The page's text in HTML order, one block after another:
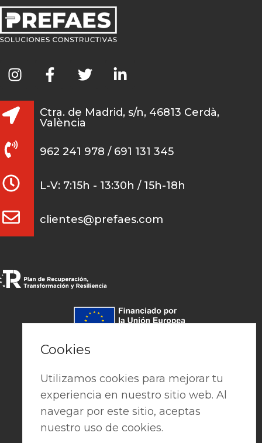
Ctra. de Madrid, s/n, 46813 Cerdà,
València
962 241 978 / 691 131 345
L-V: 7:15h - 13:30h / 15h-18h
clientes@prefaes.com
Cookies
Utilizamos cookies para mejorar tu
experiencia en nuestro sitio web. Al
navegar por este sitio, aceptas
nuestro uso de cookies.